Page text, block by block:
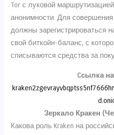
Tor с луковой
анонимности. Для
должны зарегистрироваться
свой биткойн-баланс, с
списываются средства за
Cсылка на
Зеркало Кракен
Какова роль Kraken на